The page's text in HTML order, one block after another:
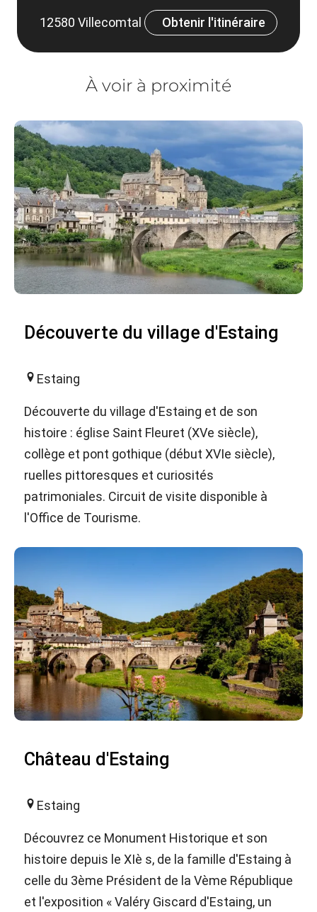
12580 Villecomtal
Obtenir l'itinéraire
À voir à proximité
Découverte du village d'Estaing
Estaing
Découverte du village d'Estaing et de son
histoire : église Saint Fleuret (XVe siècle),
collège et pont gothique (début XVIe siècle),
ruelles pittoresques et curiosités
patrimoniales. Circuit de visite disponible à
l'Office de Tourisme.
Château d'Estaing
Estaing
Découvrez ce Monument Historique et son
histoire depuis le XIè s, de la famille d'Estaing à
celle du 3ème Président de la Vème République
et l'exposition « Valéry Giscard d'Estaing, un